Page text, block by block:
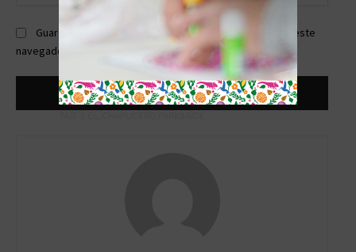
Guardar mi nombre, correo electrónico y sitio web en este
navegador la próxima vez que comente.